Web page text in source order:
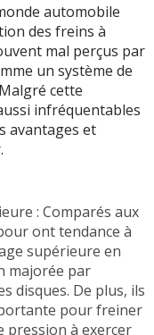
automobile
des freins à
mal perçus par
un système de
cette
infréquentables
avantages et
: Comparés aux
ont tendance à
supérieure en
majorée par
disques. De plus, ils
pour freiner
pression à exercer